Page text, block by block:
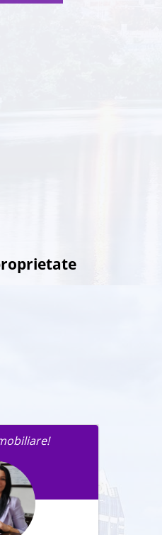
agentului în
proprietate.